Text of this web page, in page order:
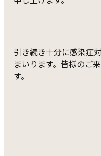
引き続き十分に感染症
まいります。皆様のご
す。